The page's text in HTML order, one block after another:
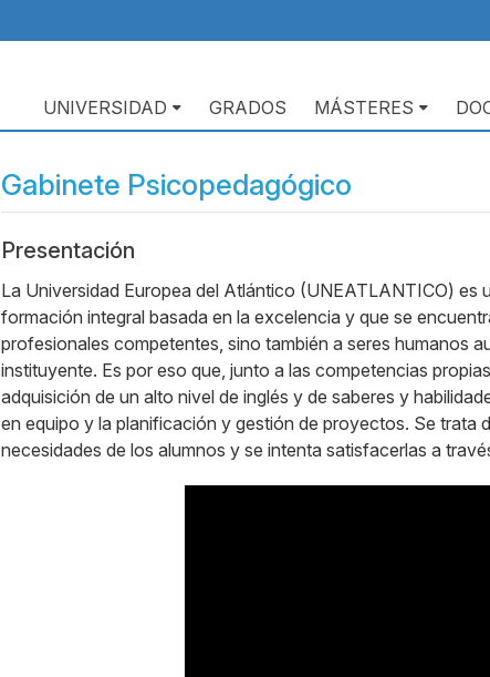
Navegación
principal
UNIVERSIDAD GRADOS MÁSTERES
Gabinete Psicopedagógico
Body
Presentación
La Universidad Europea del Atlántico (UNEATLANTICO)
formación integral basada en la excelencia y que se
profesionales competentes, sino también a seres humanos
instituyente. Es por eso que, junto a las competencias
adquisición de un alto nivel de inglés y de saberes y
en equipo y la planificación y gestión de proyectos. Se trata
necesidades de los alumnos y se intenta satisfacerlas a